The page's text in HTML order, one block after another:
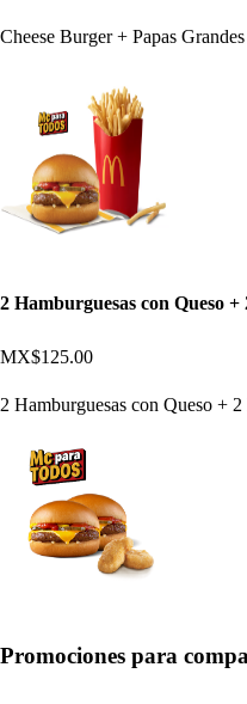
Cheese Burger + Papas Grandes
2 Hamburguesas con Queso +
MX$125.00
2 Hamburguesas con Queso +
Promociones para